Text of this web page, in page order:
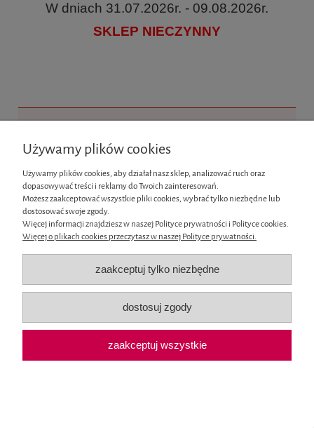
W dniach 31.07.2026r. - 09.08.2026r.
SKLEP NIECZYNNY
Moje konto
Płatności i dostawa
O nas
pokaż pełną wersję strony
Sklep internetowy Shoper.pl
Używamy plików cookies
Używamy plików cookies, aby działał nasz sklep, analizować ruch oraz
dopasowywać treści i reklamy do Twoich zainteresowań.
Możesz zaakceptować wszystkie pliki cookies, wybrać tylko niezbędne lub
dostosować swoje zgody.
Więcej informacji znajdziesz w naszej Polityce prywatności i Polityce cookies.
Więcej o plikach cookies przeczytasz w naszej Polityce prywatności.
zaakceptuj tylko niezbędne
dostosuj zgody
zaakceptuj wszystkie